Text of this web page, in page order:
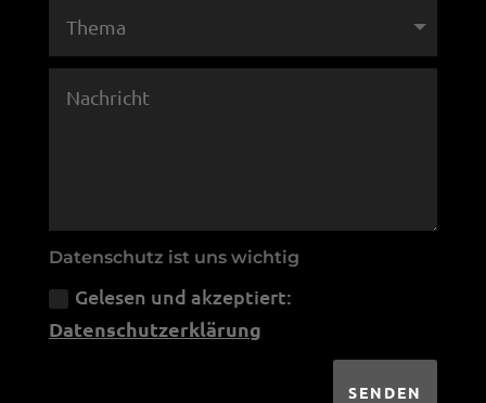
Datenschutz ist uns wichtig
Gelesen und akzeptiert:
Datenschutzerklärung
SENDEN